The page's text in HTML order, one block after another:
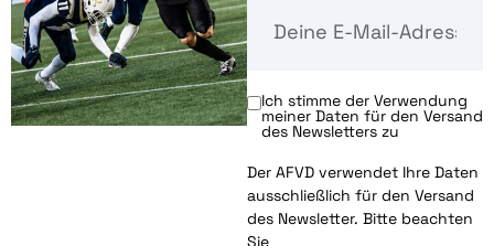
Ich stimme der Verwendung
meiner Daten für den Versand
des Newsletters zu
Der AFVD verwendet Ihre Daten
ausschließlich für den Versand
des Newsletter. Bitte beachten
Sie